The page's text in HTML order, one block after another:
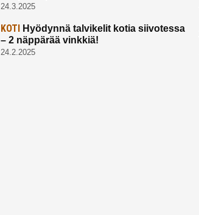
24.3.2025
KOTI Hyödynnä talvikelit kotia siivotessa
– 2 näppärää vinkkiä!
24.2.2025